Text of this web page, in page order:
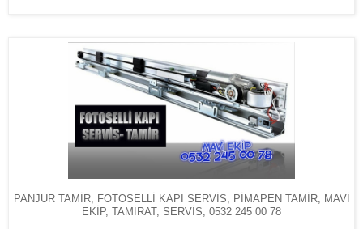
PANJUR TAMİR, FOTOSELLİ KAPI SERVİS, PİMAPEN TAMİR, MAVİ
EKİP, TAMİRAT, SERVİS, 0532 245 00 78